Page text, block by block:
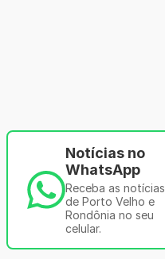
Notícias no
WhatsApp
Receba as notícias
de Porto Velho e
Rondônia no seu
celular.